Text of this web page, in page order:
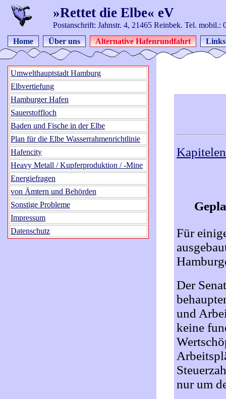
Umwelthauptstadt Hamburg
Elbvertiefung
Hamburger Hafen
Sauerstoffloch
Baden und Fische in der Elbe
Plan für die Elbe Wasserrahmenrichtlinie
Hafencity
Heavy Metall / Kupferproduktion / -Mine
Energiefragen
von Ämtern und Behörden
Sonstige Probleme
Impressum
Datenschutz
Für
Der
und
keine
nur um
»Rettet die Elbe« eV
Postanschrift: Jahnstr. 4, 21465 Reinbek. Tel. mobil.:
Home
Über uns Alternative Hafenrundfahrt Links